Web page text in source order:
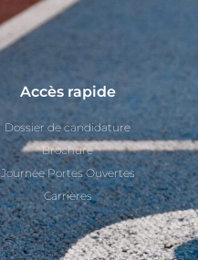
Accès rapide
Dossier de candidature
Brochure
Journée Portes Ouvertes
Carrières